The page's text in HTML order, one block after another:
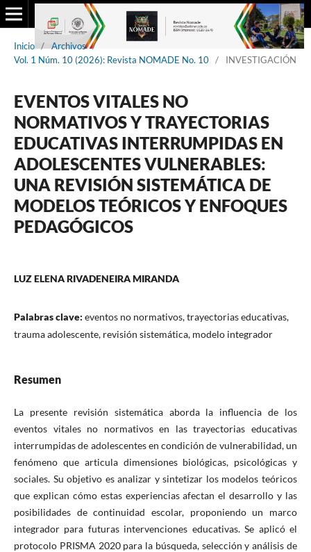
Inicio / Archivos /
Vol. 1 Núm. 10 (2026): Revista NOMADE No. 10 / INVESTIGACIÓN
EVENTOS VITALES NO
NORMATIVOS Y TRAYECTORIAS
EDUCATIVAS INTERRUMPIDAS EN
ADOLESCENTES VULNERABLES:
UNA REVISIÓN SISTEMÁTICA DE
MODELOS TEÓRICOS Y ENFOQUES
PEDAGÓGICOS
LUZ ELENA RIVADENEIRA MIRANDA
Palabras clave: eventos no normativos, trayectorias educativas,
trauma adolescente, revisión sistemática, modelo integrador
Resumen
La presente revisión sistemática aborda la influencia de los
eventos vitales no normativos en las trayectorias educativas
interrumpidas de adolescentes en condición de vulnerabilidad, un
fenómeno que articula dimensiones biológicas, psicológicas y
sociales. Su objetivo es analizar y sintetizar los modelos teóricos
que explican cómo estas experiencias afectan el desarrollo y las
posibilidades de continuidad escolar, proponiendo un marco
integrador para futuras intervenciones educativas. Se aplicó el
protocolo PRISMA 2020 para la búsqueda, selección y análisis de